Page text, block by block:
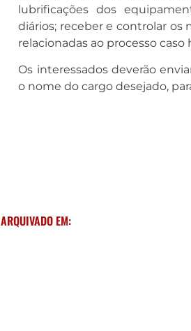
lubrificações dos
diários; receber e controlar os
relacionadas ao processo caso
Os interessados deverão
o nome do cargo desejado,
ARQUIVADO EM: